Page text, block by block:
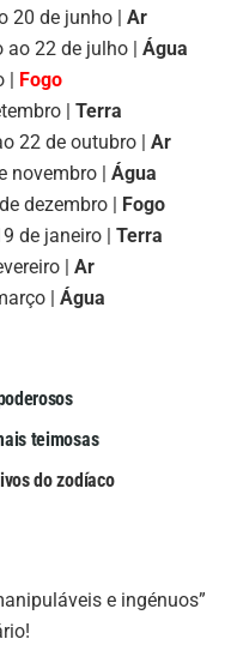
20 de junho | Ar
ao 22 de julho | Água
Fogo
| Terra
22 de outubro | Ar
novembro | Água
dezembro |
Fogo
de janeiro | Terra
| Ar
| Água
teimosas
do zodíaco
e ingénuos”